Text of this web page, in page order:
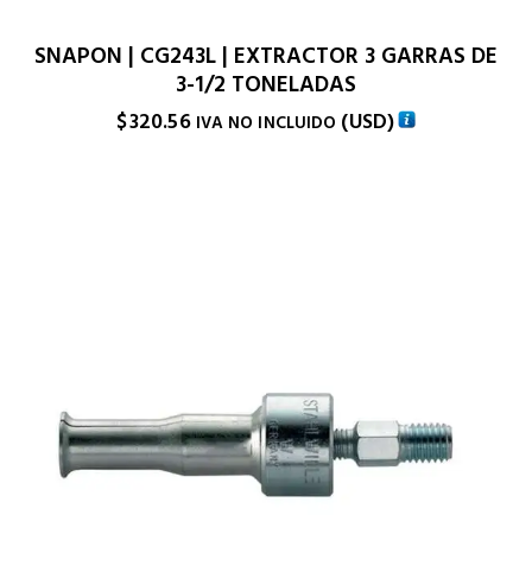
SNAPON | CG243L | EXTRACTOR 3 GARRAS DE
3-1/2 TONELADAS
$320.56 IVA NO INCLUIDO (USD)